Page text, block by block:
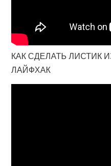
КАК СДЕЛАТЬ ЛИСТИК
ЛАЙФХАК